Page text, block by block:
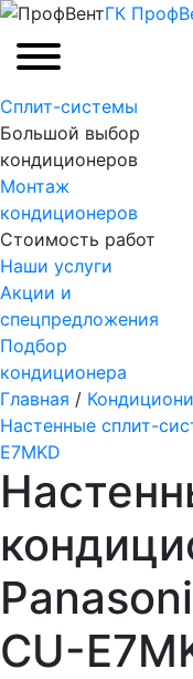
ГК
Сплит-системы
Большой выбор
кондиционеров
Монтаж
кондиционеров
Стоимость работ
Наши услуги
Акции и
спецпредложения
Подбор
кондиционера
Главная /
Настенные сплит-
E7MKD
CU-